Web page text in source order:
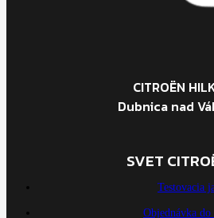
CITROËN
Dubnica nad
SVET
Testovacia
Objednávka do